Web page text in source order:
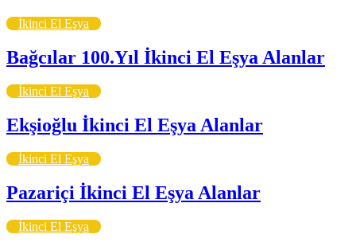
İkinci El Eşya
Bağcılar 100.Yıl İkinci El Eşya Alanlar
İkinci El Eşya
Ekşioğlu İkinci El Eşya Alanlar
İkinci El Eşya
Pazariçi İkinci El Eşya Alanlar
İkinci El Eşya